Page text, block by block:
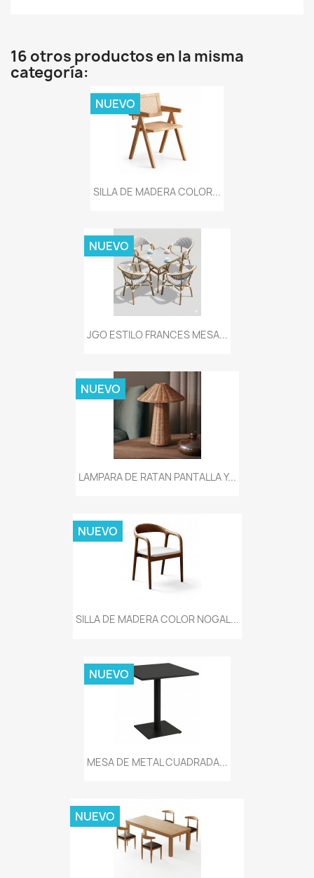
16 otros productos en la misma
categoría:
SILLA DE MADERA COLOR...
NUEVO
JGO ESTILO FRANCES MESA...
NUEVO
LAMPARA DE RATAN PANTALLA Y...
NUEVO
SILLA DE MADERA COLOR NOGAL...
NUEVO
MESA DE METAL CUADRADA...
NUEVO
NUEVO